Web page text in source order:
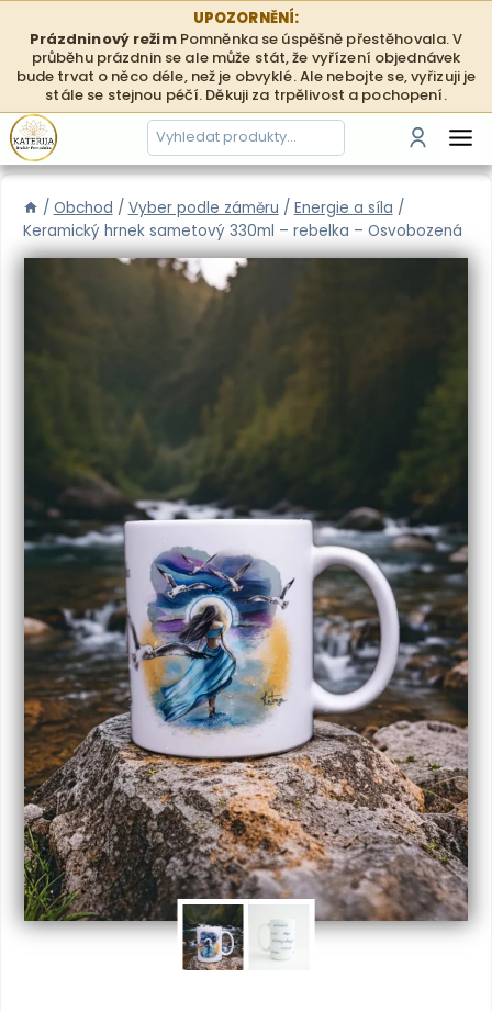
obsah
UPOZORNĚNÍ:
Prázdninový režimPomněnka se úspěšně přestěhovala. V
průběhu prázdnin se ale může stát, že vyřízení objednávek
bude trvat o něco déle, než je obvyklé. Ale nebojte se, vyřizuji je
stále se stejnou péčí. Děkuji za trpělivost a pochopení.
Hledání
/ Obchod / Vyber podle záměru / Energie a síla /
Keramický hrnek sametový 330ml – rebelka – Osvobozená